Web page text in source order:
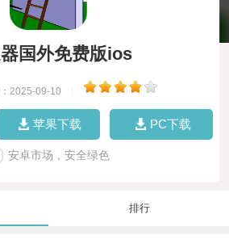
国外免费版ios
2025-09-10
苹果下载 PC下载
安卓市场，安全绿色
排行